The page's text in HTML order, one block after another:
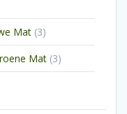
Mat 33
producten
Mat 33
producten